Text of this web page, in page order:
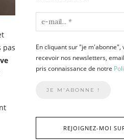
pas
En cliquant sur "je m'abonne",
recevoir nos newsletters,
pris connaissance de notre
REJOIGNEZ-MOI